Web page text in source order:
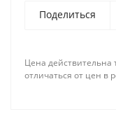
Поделиться
Цена действительна
отличаться от цен в